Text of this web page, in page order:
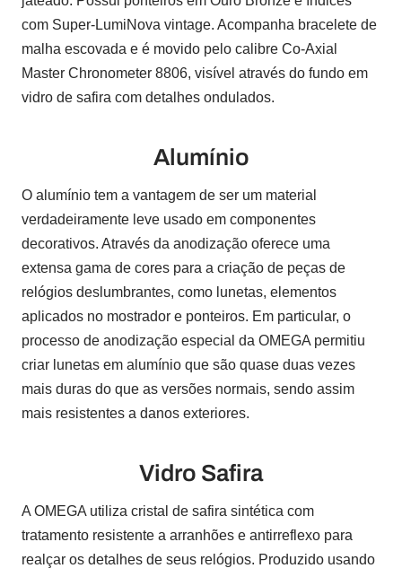
com Super-LumiNova vintage. Acompanha bracelete de
malha escovada e é movido pelo calibre Co-Axial
Master Chronometer 8806, visível através do fundo em
vidro de safira com detalhes ondulados.
Alumínio
O alumínio tem a vantagem de ser um material
verdadeiramente leve usado em componentes
decorativos. Através da anodização oferece uma
extensa gama de cores para a criação de peças de
relógios deslumbrantes, como lunetas, elementos
aplicados no mostrador e ponteiros. Em particular, o
processo de anodização especial da OMEGA permitiu
criar lunetas em alumínio que são quase duas vezes
mais duras do que as versões normais, sendo assim
mais resistentes a danos exteriores.
Vidro Safira
A OMEGA utiliza cristal de safira sintética com
tratamento resistente a arranhões e antirreflexo para
realçar os detalhes de seus relógios. Produzido usando